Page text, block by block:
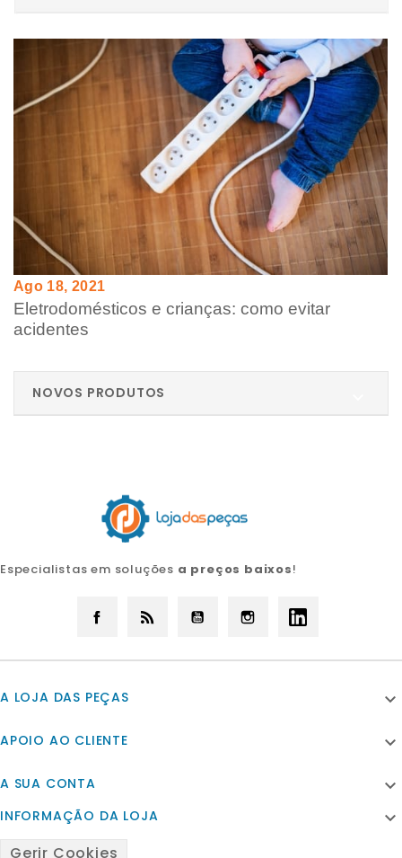
Ago 18, 2021
Eletrodomésticos e crianças: como evitar
acidentes
NOVOS PRODUTOS
Especialistas em soluções a preços baixos!
Facebook YouTube Instagram
A LOJA DAS PEÇAS 
APOIO AO CLIENTE 
A SUA CONTA 
INFORMAÇÃO DA LOJA 
Gerir Cookies